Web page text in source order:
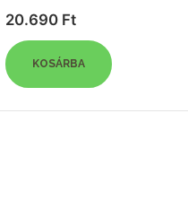
20.690 Ft
KOSÁRBA